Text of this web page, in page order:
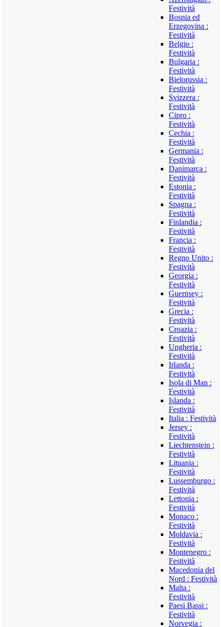
Festività
Bosnia ed
Erzegovina :
Festività
Belgio :
Festività
Bulgaria :
Festività
Bielorussia :
Festività
Svizzera :
Festività
Cipro :
Festività
Cechia :
Festività
Germania :
Festività
Danimarca :
Festività
Estonia :
Festività
Spagna :
Festività
Finlandia :
Festività
Francia :
Festività
Regno Unito :
Festività
Georgia :
Festività
Guernsey :
Festività
Grecia :
Festività
Croazia :
Festività
Ungheria :
Festività
Irlanda :
Festività
Isola di Man :
Festività
Islanda :
Festività
Italia : Festività
Jersey :
Festività
Liechtenstein :
Festività
Lituania :
Festività
Lussemburgo :
Festività
Lettonia :
Festività
Monaco :
Festività
Moldavia :
Festività
Montenegro :
Festività
Macedonia del
Nord : Festività
Malta :
Festività
Paesi Bassi :
Festività
Norvegia :